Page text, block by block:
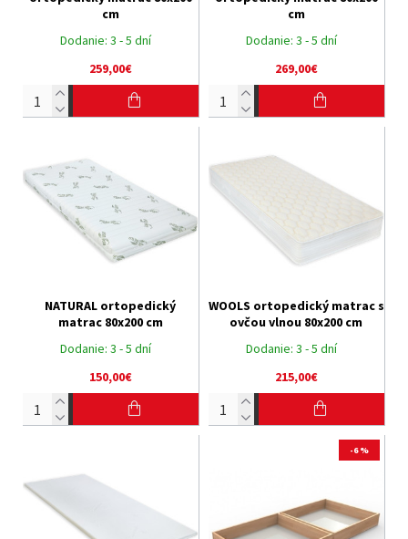
Dodanie: 3 - 5 dní
cm
259,00€
Dodanie: 3 - 5 dní
cm
269,00€
Dodanie: 3 - 5 dní
NATURAL ortopedický
matrac 80x200 cm
150,00€
Dodanie: 3 - 5 dní
WOOLS ortopedický matrac s
ovčou vlnou 80x200 cm
215,00€
-6 %